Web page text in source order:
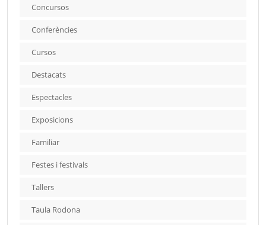
Concursos
Conferències
Cursos
Destacats
Espectacles
Exposicions
Familiar
Festes i festivals
Tallers
Taula Rodona